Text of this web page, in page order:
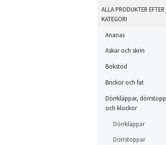
ALLA PRODUKTER EFTER
KATEGORI
Ananas
Askar och skrin
Bokstöd
Brickor och fat
Dörrkläppar, dörrstopp
och klockor
Dörrkläppar
Dörrstoppar